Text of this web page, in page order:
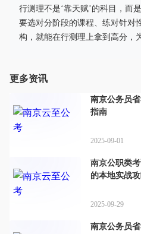
行测理不是‘靠天赋’的科目，而
要选对分阶段的课程、练对针对
构，就能在行测理上拿到高分，
更多资讯
南京公务员
指南
2025-09-01
南京公职类
的本地实战
2025-09-29
南京公务员